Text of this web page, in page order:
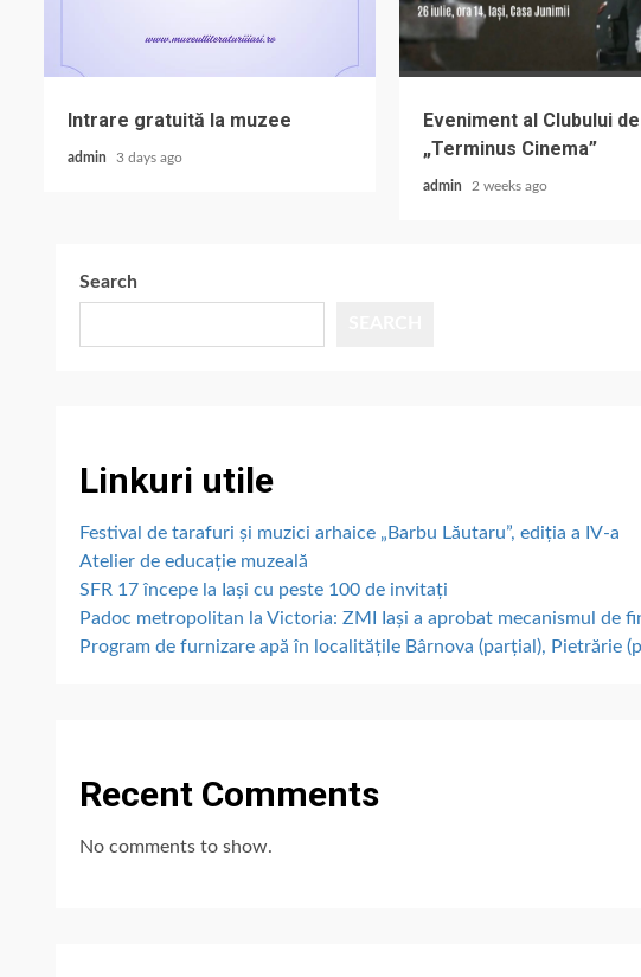
Intrare gratuită la muzee
admin 3 days ago
Eveniment al Clubului
„Terminus Cinema”
admin 2 weeks ago
Search
Linkuri utile
Festival de tarafuri și muzici arhaice „Barbu Lăutaru”, ediția a IV-a
Atelier de educație muzeală
SFR 17 începe la Iași cu peste 100 de invitați
Padoc metropolitan la Victoria: ZMI Iași a aprobat mecanismul de
Program de furnizare apă în localitățile Bârnova (parțial), Pietrărie
Recent Comments
No comments to show.